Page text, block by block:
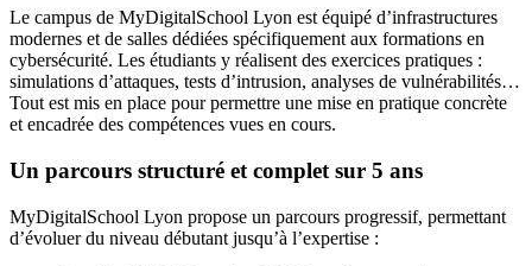
Le campus de MyDigitalSchool Lyon est équipé d’infrastructures
modernes et de salles dédiées spécifiquement aux formations en
cybersécurité. Les étudiants y réalisent des exercices pratiques :
simulations d’attaques, tests d’intrusion, analyses de vulnérabilités…
Tout est mis en place pour permettre une mise en pratique concrète
et encadrée des compétences vues en cours.
Un parcours structuré et complet sur 5 ans
MyDigitalSchool Lyon propose un parcours progressif, permettant
d’évoluer du niveau débutant jusqu’à l’expertise :